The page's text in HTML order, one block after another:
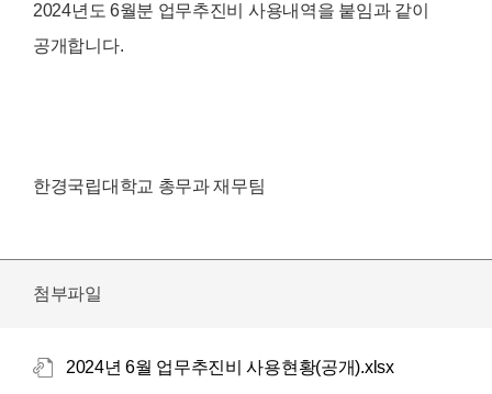
2024년도 6월분 업무추진비 사용내역을 붙임과 같이
공개합니다.
한경국립대학교 총무과 재무팀
첨부파일
2024년 6월 업무추진비 사용현황(공개).xlsx